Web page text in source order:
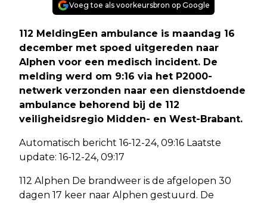
Voeg toe als voorkeursbron op Google
112 MeldingEen ambulance is maandag 16
december met spoed uitgereden naar
Alphen voor een medisch incident. De
melding werd om 9:16 via het P2000-
netwerk verzonden naar een dienstdoende
ambulance behorend bij de 112
veiligheidsregio Midden- en West-Brabant.
Automatisch bericht 16-12-24, 09:16 Laatste
update: 16-12-24, 09:17
112 Alphen De brandweer is de afgelopen 30
dagen 17 keer naar Alphen gestuurd. De